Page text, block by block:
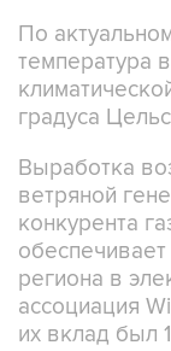
По
температура
градуса
Выработка
ветряной
конкурента
региона в
ассоциация
их вклад был